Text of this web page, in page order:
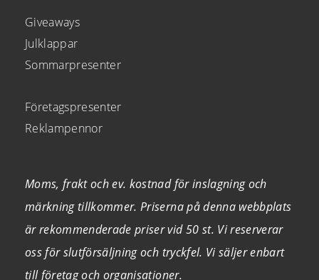
Giveaways
Julklappar
Sommarpresenter
Företagspresenter
Reklampennor
Moms, frakt och ev. kostnad för inslagning och
märkning tillkommer. Priserna på denna webbplats
är rekommenderade priser vid 50 st. Vi reserverar
oss för slutförsäljning och tryckfel. Vi säljer enbart
till företag och organisationer.